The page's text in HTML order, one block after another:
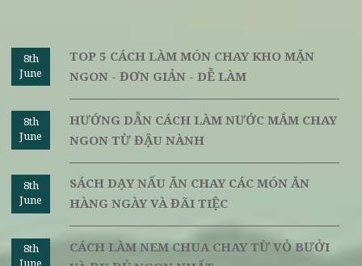
Nguồn:
Ngày đăng: 26/07/2018 | Người
8th
June
TOP 5 CÁCH LÀM MÓN CHAY KHO MẶN
NGON - ĐƠN GIẢN - DỄ LÀM